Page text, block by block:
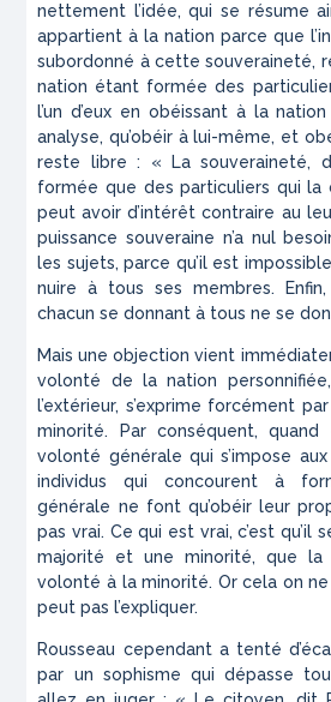
nettement l’idée, qui se résume
appartient à la nation parce que
subordonné à cette souveraineté,
nation étant formée des
l’un d’eux en obéissant à la
analyse, qu’obéir à lui-même, et
reste libre : « La souveraineté,
formée que des particuliers qui la
peut avoir d’intérêt contraire au
puissance souveraine n’a nul
les sujets, parce qu’il est
nuire à tous ses membres. Enfin,
chacun se donnant à tous ne se
Mais une objection vient
volonté de la nation
l’extérieur, s’exprime forcément
minorité. Par conséquent,
volonté générale qui s’impose
individus qui concourent à
générale ne font qu’obéir leur
pas vrai. Ce qui est vrai, c’est qu’il
majorité et une minorité, que la
volonté à la minorité. Or cela on ne
peut pas l’expliquer.
Rousseau cependant a tenté
par un sophisme qui dépasse